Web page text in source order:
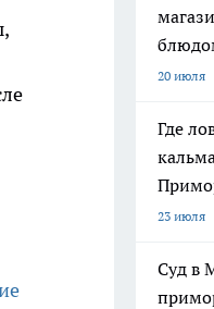
20 июля
Где
23 июля
Суд в